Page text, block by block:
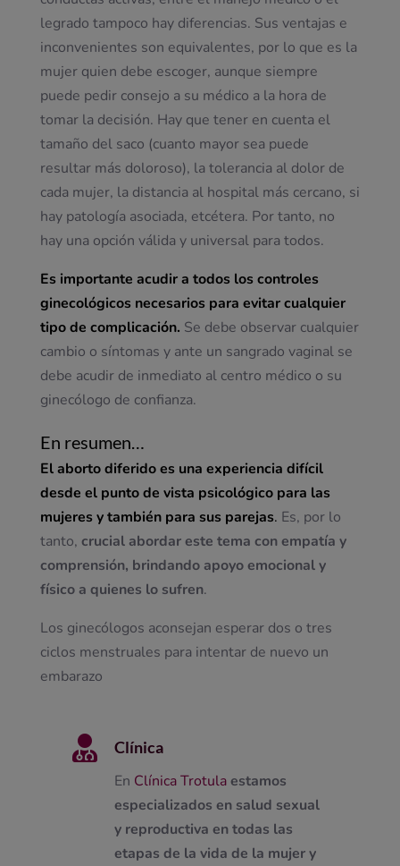
legrado tampoco hay diferencias. Sus ventajas e
inconvenientes son equivalentes, por lo que es la
mujer quien debe escoger, aunque siempre
puede pedir consejo a su médico a la hora de
tomar la decisión. Hay que tener en cuenta el
tamaño del saco (cuanto mayor sea puede
resultar más doloroso), la tolerancia al dolor de
cada mujer, la distancia al hospital más cercano, si
hay patología asociada, etcétera. Por tanto, no
hay una opción válida y universal para todos.
Es importante acudir a todos los controles
ginecológicos necesarios para evitar cualquier
tipo de complicación. Se debe observar cualquier
cambio o síntomas y ante un sangrado vaginal se
debe acudir de inmediato al centro médico o su
ginecólogo de confianza.
En resumen…
El aborto diferido es una experiencia difícil
desde el punto de vista psicológico para las
mujeres y también para sus parejas. Es, por lo
tanto, crucial abordar este tema con empatía y
comprensión, brindando apoyo emocional y
físico a quienes lo sufren.
Los ginecólogos aconsejan esperar dos o tres
ciclos menstruales para intentar de nuevo un
embarazo

Clínica
En Clínica Trotulaestamos
especializados en salud sexual
y reproductiva en todas las
etapas de la vida de la mujer y